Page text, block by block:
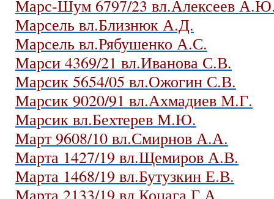
Марс-Шум 6797/23 вл.Алексеев
Марсель вл.Близнюк А.Д.
Марсель вл.Рябушенко А.С.
Марси 4369/21 вл.Иванова С.В.
Марсик 5654/05 вл.Ожогин С.В.
Марсик 9020/91 вл.Ахмадиев М.Г.
Марсик вл.Бехтерев М.Ю.
Март 9608/10 вл.Смирнов А.А.
Марта 1427/19 вл.Щемиров А.В.
Марта 1468/19 вл.Бутузкин Е.В.
Марта 2133/19 вл.Коцага Г.А.